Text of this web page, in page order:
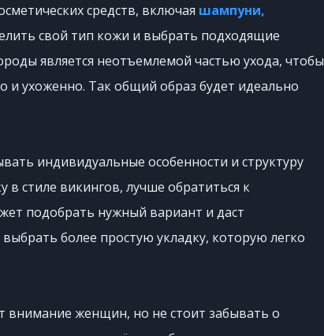
средств, включая шампуни,
свой тип кожи и выбрать подходящие
является неотъемлемой частью ухода, чтобы
и ухоженно. Так общий образ будет идеально
индивидуальные особенности и структуру
в стиле викингов, лучше обратиться к
подобрать нужный вариант и даст
более простую укладку, которую легко
внимание женщин, но не стоит забывать о